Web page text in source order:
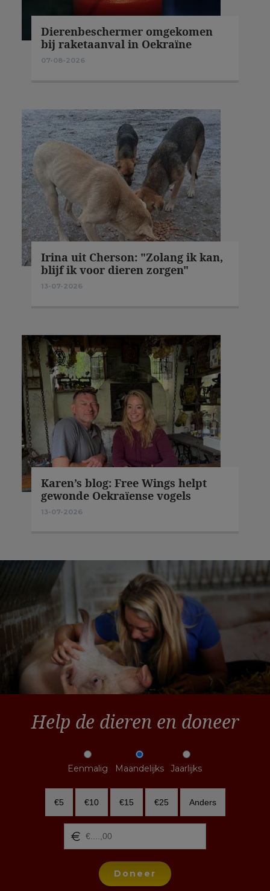
Dierenbeschermer omgekomen
bij raketaanval in Oekraïne
07-08-2026
Irina uit Cherson: "Zolang ik kan,
blijf ik voor dieren zorgen"
13-07-2026
Karen’s blog: Free Wings helpt
gewonde Oekraïense vogels
13-07-2026
Help de dieren en doneer
Eenmalig Maandelijks Jaarlijks
€5 €10 €15 €25 Anders
Doneer